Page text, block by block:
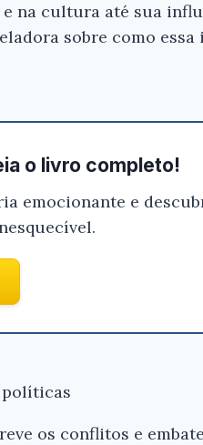
na cultura até sua
sobre como
o livro completo!
emocionante e
políticas
os conflitos e